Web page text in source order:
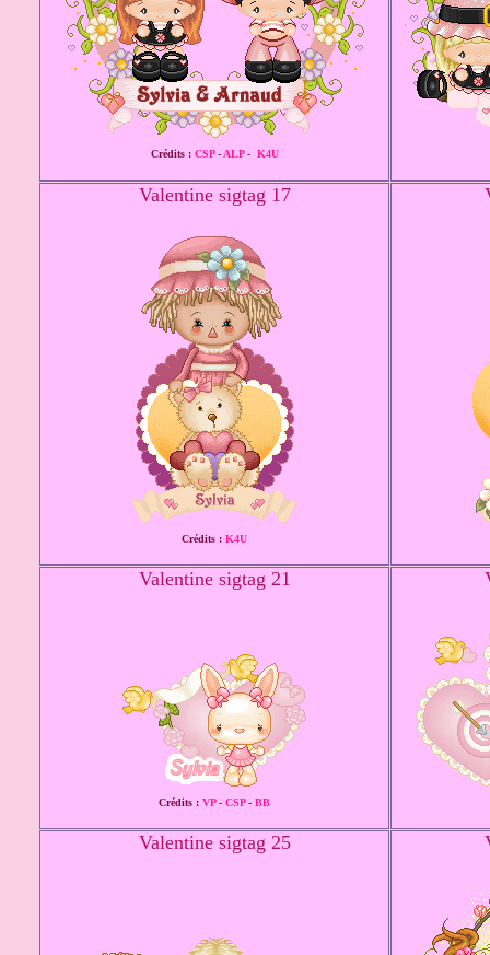
Crédits : CSP- ALP- K4U
Valentine sigtag 17
Crédits : K4U
Valentine sigtag 21
Crédits : VP- CSP- BB
Valentine sigtag 25